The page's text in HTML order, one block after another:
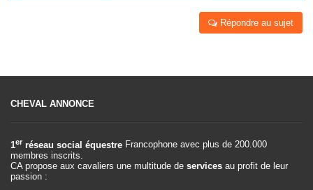
Répondre au sujet
CHEVAL ANNONCE
1er réseau social équestre Francophone avec plus de 200.000
membres inscrits.
CA propose aux cavaliers une multitude de services au profit de leur
passion :